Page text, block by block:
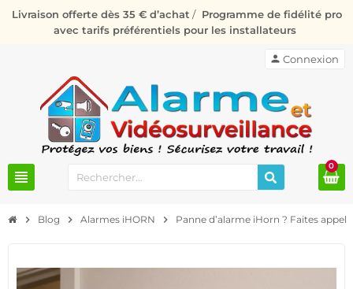
Livraison offerte dès 35 € d’achat / Programme de fidélité pro
avec tarifs préférentiels pour les installateurs
view_headline
person Connexion
0
chevron_right Blog chevron_right Alarmes iHORN chevron_right Panne d’alarme iHorn ? Faites